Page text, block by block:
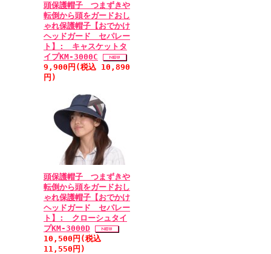
頭保護帽子 つまずきや
転倒から頭をガードおし
ゃれ保護帽子【おでかけ
ヘッドガード セパレー
ト】: キャスケットタ
イプKM-3000C
9,900円(税込 10,890
円)
頭保護帽子 つまずきや
転倒から頭をガードおし
ゃれ保護帽子【おでかけ
ヘッドガード セパレー
ト】: クローシュタイ
プKM-3000D
10,500円(税込
11,550円)